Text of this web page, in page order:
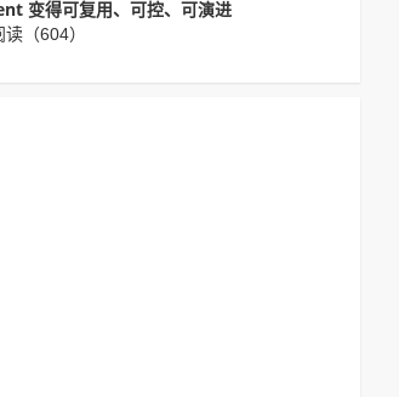
变得可复用、可控、可演进
读（604）